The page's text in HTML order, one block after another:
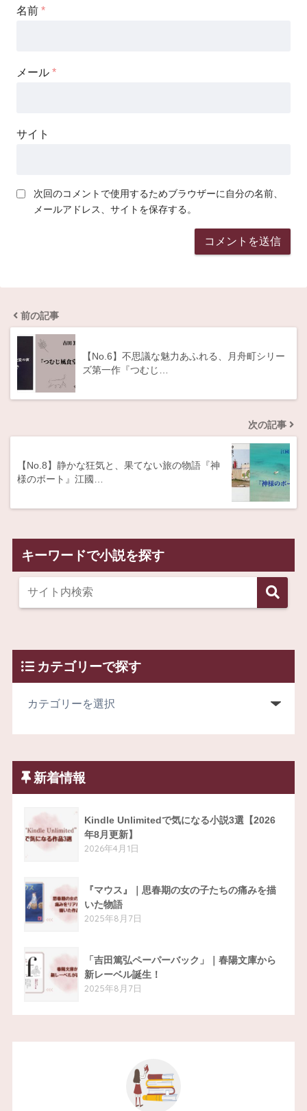
名前 *
メール *
サイト
次回のコメントで使用するためブラウザーに自分の名前、
メールアドレス、サイトを保存する。
前の記事
【No.6】不思議な魅力あふれる、月舟町シリー
ズ第一作『つむじ…
次の記事
【No.8】静かな狂気と、果てない旅の物語『神
様のボート』江國…
キーワードで小説を探す
カテゴリーで探す
新着情報
Kindle Unlimitedで気になる小説3選【2026
年8月更新】
2026年4月1日
『マウス』｜思春期の女の子たちの痛みを描
いた物語
2025年8月7日
「吉田篤弘ペーパーバック」｜春陽文庫から
新レーベル誕生！
2025年8月7日